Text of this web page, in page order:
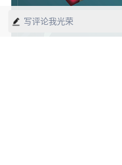
写评论我光荣